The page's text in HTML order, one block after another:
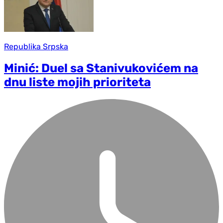
Republika Srpska
Minić: Duel sa Stanivukovićem na
dnu liste mojih prioriteta